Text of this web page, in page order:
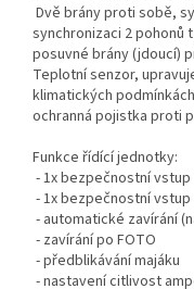
Dvě brány proti sobě,
synchronizaci 2 pohonů
posuvné brány (jdoucí)
Teplotní senzor,
klimatických
ochranná pojistka proti
Funkce řídící jednotky:
- 1x bezpečnostní vstup
- 1x bezpečnostní vstup
- automatické zavírání
- zavírání po FOTO
- předblikávání majáku
- nastavení citlivost